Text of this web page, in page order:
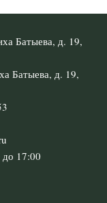
Батыева, д. 19,
Батыева, д. 19,
17:00